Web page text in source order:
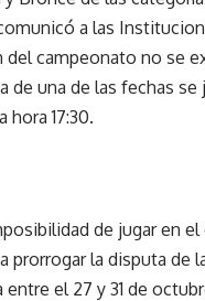
a las
del campeonato no se
una de las fechas se
hora 17:30.
de jugar en el
prorrogar la disputa de
el 27 y 31 de